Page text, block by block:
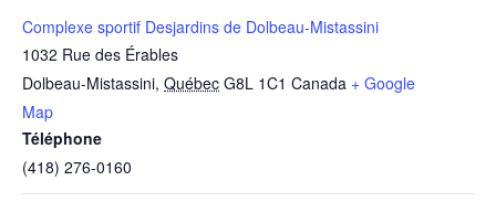
Complexe sportif Desjardins de Dolbeau-Mistassini
1032 Rue des Érables
Dolbeau-Mistassini, Québec G8L 1C1 Canada + Google
Map
Téléphone
(418) 276-0160